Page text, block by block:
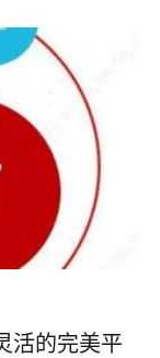
活的完美平